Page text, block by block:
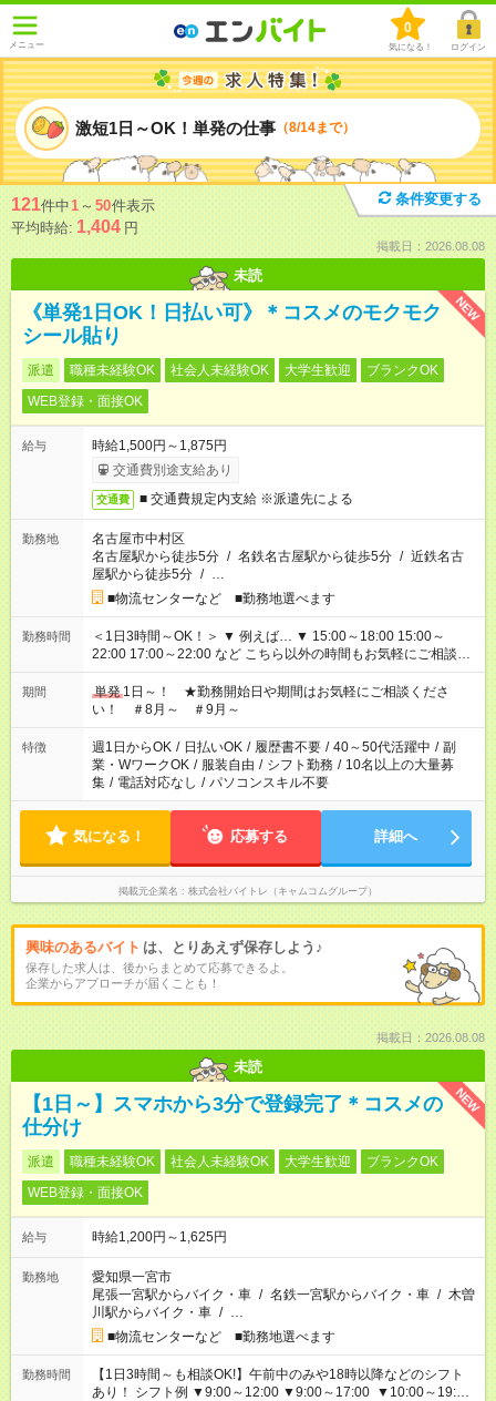
メニュー
0
気になる！ ログイン
激短1日～OK！単発の仕事 （8/14まで）
条件変更する
121件中1 ～ 50件表示
平均時給: 1,404 円
掲載日：2026.08.08
未読
NEW
《単発1日OK！日払い可》＊コスメのモクモク
シール貼り
派遣 職種未経験OK 社会人未経験OK 大学生歓迎
ブランクOK
WEB登録・面接OK
給与
時給1,500円～1,875円
交通費別途支給あり
交通費 ■ 交通費規定内支給 ※派遣先による
勤務地
名古屋市中村区
名古屋駅から徒歩5分 / 名鉄名古屋駅から徒歩5分 / 近鉄名古
屋駅から徒歩5分 / …
■物流センターなど ■勤務地選べます
勤務時間
＜1日3時間～OK！＞ ▼ 例えば… ▼ 15:00～18:00 15:00～
22:00 17:00～22:00 など こちら以外の時間もお気軽にご相談く
ださい！
期間 単発 1日～！ ★勤務開始日や期間はお気軽にご相談くださ
い！ ＃8月～ ＃9月～
特徴 週1日からOK / 日払いOK / 履歴書不要 / 40～50代活躍中 / 副
業・WワークOK / 服装自由 / シフト勤務 / 10名以上の大量募
集 / 電話対応なし / パソコンスキル不要
気になる！ 応募する 詳細へ
掲載元企業名 株式会社バイトレ（キャムコムグループ）
興味のあるバイト は、とりあえず保存しよう♪
保存した求人は、後からまとめて応募できるよ。
企業からアプローチが届くことも！
掲載日：2026.08.08
未読
NEW
【1日～】スマホから3分で登録完了＊コスメの
仕分け
派遣 職種未経験OK 社会人未経験OK 大学生歓迎
ブランクOK
WEB登録・面接OK
給与 時給1,200円～1,625円
勤務地
愛知県一宮市
尾張一宮駅からバイク・車 / 名鉄一宮駅からバイク・車 / 木曽
川駅からバイク・車 / …
■物流センターなど ■勤務地選べます
勤務時間
【1日3時間～も相談OK!】午前中のみや18時以降などのシフト
あり！ シフト例 ▼9:00～12:00 ▼9:00～17:00 ▼10:00～19:00